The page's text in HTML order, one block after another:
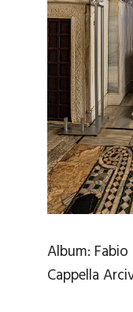
Album:
Cappella